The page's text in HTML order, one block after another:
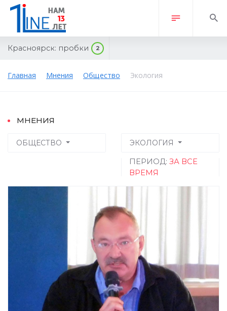
Красноярск: пробки 2
Главная Мнения Общество Экология
МНЕНИЯ
ОБЩЕСТВО ЭКОЛОГИЯ
ПЕРИОД: ЗА ВСЕ
ВРЕМЯ